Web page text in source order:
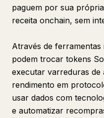
paguem por sua
receita onchain, sem
Através de ferramentas
podem trocar tokens
executar varreduras de
rendimento em
usar dados com
e automatizar